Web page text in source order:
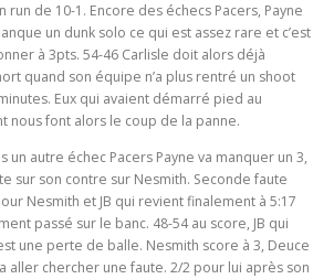
run de 10-1. Encore des échecs Pacers, Payne
un dunk solo ce qui est assez rare et c’est
à 3pts. 54-46 Carlisle doit alors déjà
quand son équipe n’a plus rentré un shoot
Eux qui avaient démarré pied au
nous font alors le coup de la panne.
un autre échec Pacers Payne va manquer un 3,
sur son contre sur Nesmith. Seconde faute
Nesmith et JB qui revient finalement à 5:17
passé sur le banc. 48-54 au score, JB qui
une perte de balle. Nesmith score à 3, Deuce
aller chercher une faute. 2/2 pour lui après son